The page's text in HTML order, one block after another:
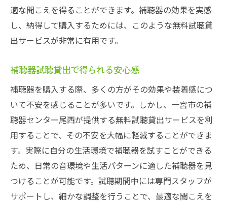
適な聞こえを得ることができます。補聴器の効果を実感
し、納得して購入するためには、このような無料試聴貸
出サービスが非常に有用です。
補聴器試聴貸出で得られる安心感
補聴器を購入する際、多くの方がその効果や装着感につ
いて不安を感じることが多いです。しかし、一宮市の補
聴器センター尾西が提供する無料試聴貸出サービスを利
用することで、その不安を大幅に軽減することができま
す。実際に自分の生活環境で補聴器を試すことができる
ため、日常の音環境や生活パターンに適した補聴器を見
つけることが可能です。試聴期間中には専門スタッフが
サポートし、細かな調整を行うことで、最適な聞こえを